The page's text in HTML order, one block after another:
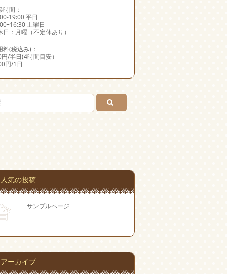
時間：
19:00 平日
ｰ16:30 土曜日
日：月曜（不定休あり）
料(税込み)：
/半日(4時間目安）
円/1日
人気の投稿
サンプルページ
アーカイブ